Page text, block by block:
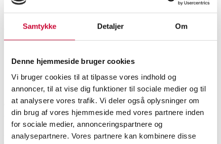
Samtykke Detaljer Om
Denne hjemmeside bruger cookies
Vi bruger cookies til at tilpasse vores indhold og
annoncer, til at vise dig funktioner til sociale medier og til
at analysere vores trafik. Vi deler også oplysninger om
din brug af vores hjemmeside med vores partnere inden
for sociale medier, annonceringspartnere og
analysepartnere. Vores partnere kan kombinere disse
Earrings
Aagaard. A pair of Clover half-
creoles of 8 kt. (2)
SHOWROOM
Aalborg
ESTIMATE
DKK 1,300
ITEM NUMBER
6588858
Description